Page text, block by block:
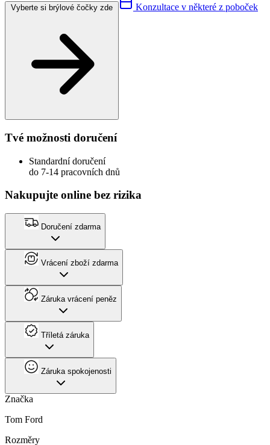
Konzultace v některé z poboček
Tvé možnosti doručení
Standardní doručení
do 7-14 pracovních dnů
Nakupujte online bez rizika
Doručení zdarma
Vrácení zboží zdarma
Záruka vrácení peněz
Tříletá záruka
Záruka spokojenosti
Značka
Tom Ford
Rozměry